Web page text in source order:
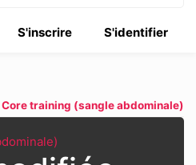
S'identifier
S'inscrire
Core training (sangle abdominale)